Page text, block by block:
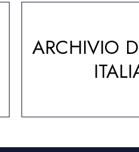
ARCHIVIO